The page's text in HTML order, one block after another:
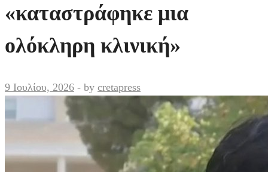
«καταστράφηκε μια
ολόκληρη κλινική»
9 Ιουλίου, 2026 - by cretapress